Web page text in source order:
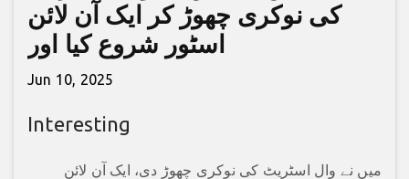
کی نوکری چھوڑ کر ایک آن لائن
اسٹور شروع کیا اور
Jun 10, 2025
Interesting
میں نے وال اسٹریٹ کی نوکری چھوڑ دی، ایک آن لائن